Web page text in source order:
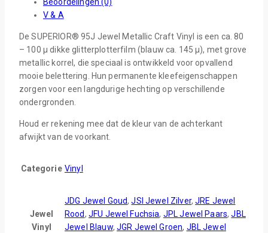
Beoordelingen (0)
V & A
De SUPERIOR® 95J Jewel Metallic Craft Vinyl is een ca. 80
– 100 µ dikke glitterplotterfilm (blauw ca. 145 µ), met grove
metallic korrel, die speciaal is ontwikkeld voor opvallend
mooie belettering. Hun permanente kleefeigenschappen
zorgen voor een langdurige hechting op verschillende
ondergronden.
Houd er rekening mee dat de kleur van de achterkant
afwijkt van de voorkant.
Categorie Vinyl
Jewel
Vinyl
JDG Jewel Goud,JSI Jewel Zilver,JRE Jewel
Rood, JFU Jewel Fuchsia, JPL Jewel Paars,JBL
Jewel Blauw, JGR Jewel Groen, JBL Jewel